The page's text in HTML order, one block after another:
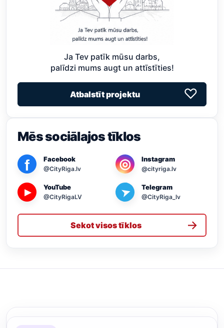
Ja Tev patīk mūsu darbs,
palīdzi mums augt un attīstīties!
Atbalstīt projektu ♡
Mēs sociālajos tīklos
f Facebook
@CityRiga.lv ◎ Instagram
@cityriga.lv
▶
YouTube
@CityRigaLV ➤ Telegram
@CityRiga_lv
Sekot visos tīklos →